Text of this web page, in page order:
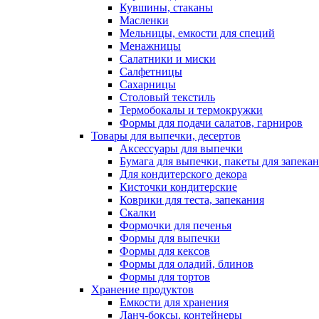
Кувшины, стаканы
Масленки
Мельницы, емкости для специй
Менажницы
Салатники и миски
Салфетницы
Сахарницы
Столовый текстиль
Термобокалы и термокружки
Формы для подачи салатов, гарниров
Товары для выпечки, десертов
Аксессуары для выпечки
Бумага для выпечки, пакеты для
Для кондитерского декора
Кисточки кондитерские
Коврики для теста, запекания
Скалки
Формочки для печенья
Формы для выпечки
Формы для кексов
Формы для оладий, блинов
Формы для тортов
Хранение продуктов
Емкости для хранения
Ланч-боксы, контейнеры